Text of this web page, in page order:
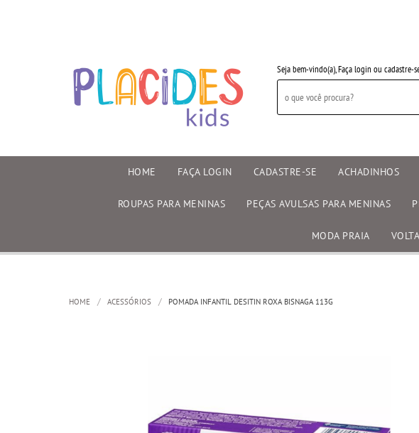
Seja bem-vindo(a), Faça login ou cadastre-
HOME FAÇA LOGIN CADASTRE-SE ACHADINHOS
ROUPAS PARA MENINAS PEÇAS AVULSAS PARA MENINAS
MODA PRAIA
HOME ACESSÓRIOS POMADA INFANTIL DESITIN ROXA BISNAGA 113G